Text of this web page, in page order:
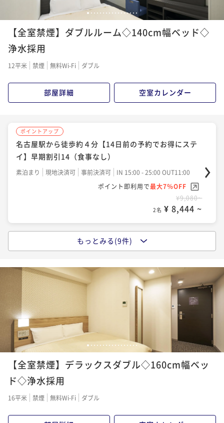
1 2 3 4 5 6 7 8 9 10 11 1213141516 17
【全室禁煙】ダブルルーム◇140cm幅ベッド◇
浄水採用
12平米 禁煙 無料Wi-Fi ダブル
部屋詳細 空室カレンダー
ポイントアップ
名古屋駅から徒歩約４分【14日前の予約でお得にステ
イ】早期割引14（食事なし）
素泊まり 現地決済可 事前決済可
IN 15:00 - 25:00 OUT11:00
ポイント即利用で最大7％OFF
¥9,080~
2名 ¥ 8,444 ~
名古屋駅から徒歩約４分【30日前の予約でお得にステ
イ】早期割引30（食事なし）
現地決済可 事前決済可
IN 15:00 - 25:00 OUT11:00
ポイント即利用で
最大7％OFF
¥9,760~
¥ 9,076 ~
ポイントアップ
名古屋駅から徒歩約４分■スタンダードプラン■（食
事なし）
素泊まり 現地決済可
¥9,800~
もっとみる(9件)
1 2 3 4 5 6 7 8 9 10 11 12 13 14 15 16 17
【全室禁煙】デラックスダブル◇160cm幅ベッ
ド◇浄水採用
16平米 禁煙 無料Wi-Fi ダブル